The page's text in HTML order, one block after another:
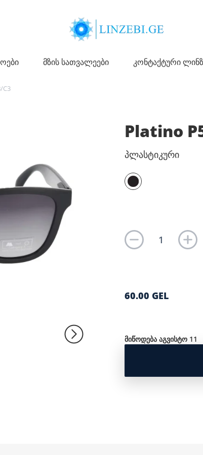
მზის სათვალეები კონტაქტური
C3
Platino
პლასტიკური
60.00 GEL
მიწოდება აგვისტო 11